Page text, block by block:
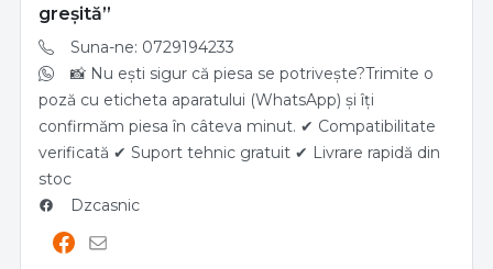
greșită”
Suna-ne: 0729194233
📸 Nu ești sigur că piesa se potrivește?Trimite o
poză cu eticheta aparatului (WhatsApp) și îți
confirmăm piesa în câteva minut. ✔ Compatibilitate
verificată ✔ Suport tehnic gratuit ✔ Livrare rapidă din
stoc
Dzcasnic